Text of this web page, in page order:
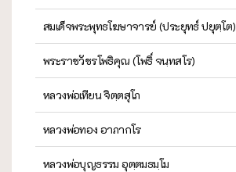
สมเด็จพระพุทธโฆษาจารย์ (ประยุทธ์ ปยุตฺโต)
พระราชวัชรโพธิคุณ (โพธิ์ จนฺทสโร)
หลวงพ่อเทียน จิตฺตสุโภ
หลวงพ่อทอง อาภากโร
หลวงพ่อบุญธรรม อุตฺตมธมฺโม